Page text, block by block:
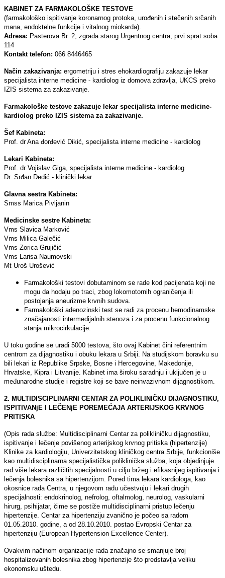
KABINET ZA FARMAKOLOŠKE TESTOVE
(farmakološko ispitivanje koronarnog protoka, urođenih i stečenih srčanih
mana, endoktelne funkcije i vitalnog miokarda).
Adresa: Pasterova Br. 2, zgrada starog Urgentnog centra, prvi sprat soba
114
Kontakt telefon: 066 8446465
Način zakazivanja: ergometriju i stres ehokardiografiju zakazuje lekar
specijalista interne medicine - kardiolog iz domova zdravlјa, UKCS preko
IZIS sistema za zakazivanje.
Farmakološke testove zakazuje lekar specijalista interne medicine-
kardiolog preko IZIS sistema za zakazivanje.
Šef Kabineta:
Prof. dr Ana đorđević Dikić, specijalista interne medicine - kardiolog
Lekari Kabineta:
Prof. dr Vojislav Giga, specijalista interne medicine - kardiolog
Dr. Srđan Dedić - klinički lekar
Glavna sestra Kabineta:
Smss Marica Pivlјanin
Medicinske sestre Kabineta:
Vms Slavica Marković
Vms Milica Galečić
Vms Zorica Grujičić
Vms Larisa Naumovski
Mt Uroš Urošević
Farmakološki testovi dobutaminom se rade kod pacijenata koji ne
mogu da hodaju po traci, zbog lokomotornih ograničenja ili
postojanja aneurizme krvnih sudova.
Farmakološki adenozinski test se radi za procenu hemodinamske
značajanosti intermedijalnih stenoza i za procenu funkcionalnog
stanja mikrocirkulacije.
U toku godine se uradi 5000 testova, što ovaj Kabinet čini referentnim
centrom za dijagnostiku i obuku lekara u Srbiji. Na studijskom boravku su
bili lekari iz Republike Srpske, Bosne i Hercegovine, Makedonije,
Hrvatske, Kipra i Litvanije. Kabinet ima široku saradnju i uklјučen je u
međunarodne studije i registre koji se bave neinvazivnom dijagnostikom.
2. MULTIDISCIPLINARNI CENTAR ZA POLIKLINIČKU DIJAGNOSTIKU,
ISPITIVANјE I LEČENјE POREMEĆAJA ARTERIJSKOG KRVNOG
PRITISKA
(Opis rada službe: Multidisciplinarni Centar za polikliničku dijagnostiku,
ispitivanje i lečenje povišenog arterijskog krvnog pritiska (hipertenzije)
Klinike za kardiologiju, Univerzitetskog kliničkog centra Srbije, funkcioniše
kao multidisciplinarna specijalistička poliklinička služba, koja objedinjuje
rad više lekara različitih specijalnosti u cilјu bržeg i efikasnijeg ispitivanja i
lečenja bolesnika sa hipertenzijom. Pored tima lekara kardiologa, kao
okosnice rada Centra, u njegovom radu učestvuju i lekari drugih
specijalnosti: endokrinolog, nefrolog, oftalmolog, neurolog, vaskularni
hirurg, psihijatar, čime se postiže multidisciplinarni pristup lečenju
hipertenzije. Centar za hipertenziju zvanično je počeo sa radom
01.05.2010. godine, a od 28.10.2010. postao Evropski Centar za
hipertenziju (European Hypertension Excellence Center).
Ovakvim načinom organizacije rada značajno se smanjuje broj
hospitalizovanih bolesnika zbog hipertenzije što predstavlјa veliku
ekonomsku uštedu.